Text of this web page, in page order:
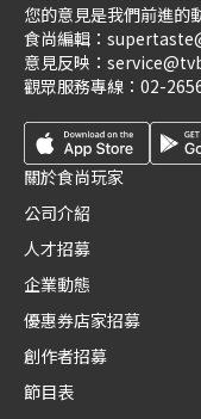
您的意見是我們前進的
食尚編輯：
意見反映：
觀眾服務專線： 02-
關於食尚玩家
公司介紹
人才招募
企業動態
優惠券店家招募
創作者招募
節目表